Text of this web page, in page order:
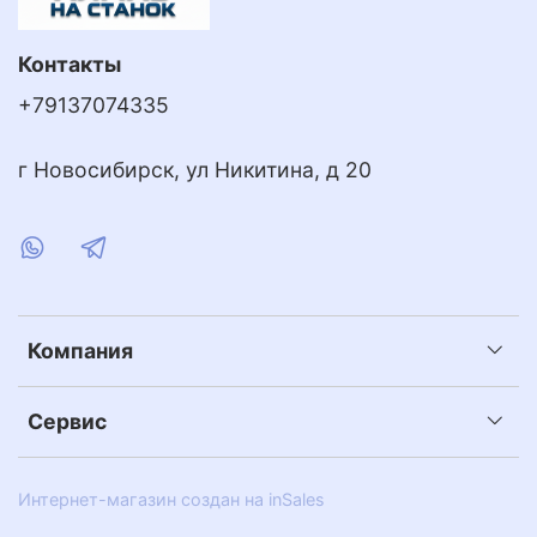
Компания
Сервис
Контакты
+79137074335
г Новосибирск, ул Никитина, д 20
Интернет-магазин создан на inSales